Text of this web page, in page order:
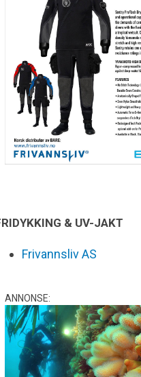
& UV-JAKT
Frivannsliv AS
ANNONSE: